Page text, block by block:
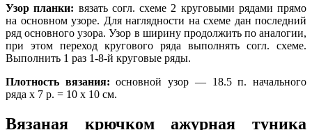
Узор планки: вязать согл. схеме 2 круговыми рядами прямо
на основном узоре. Для наглядности на схеме дан последний
ряд основного узора. Узор в ширину продолжить по аналогии,
при этом переход кругового ряда выполнять согл. схеме.
Выполнить 1 раз 1-8-й круговые ряды.
Плотность вязания: основной узор — 18.5 п. начального
ряда х 7 р. = 10 х 10 см.
Вязаная крючком ажурная туника